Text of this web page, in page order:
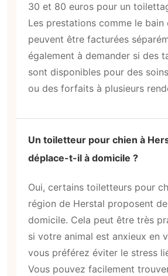
30 et 80 euros pour un
Les prestations comme le bain
peuvent être facturées
également à demander si des
sont disponibles pour des
ou des forfaits à plusieurs
Un toiletteur pour chien à
déplace-t-il à domicile ?
Oui, certains toiletteurs pour
région de Herstal proposent
domicile. Cela peut être très
si votre animal est anxieux en
vous préférez éviter le stress
Vous pouvez facilement